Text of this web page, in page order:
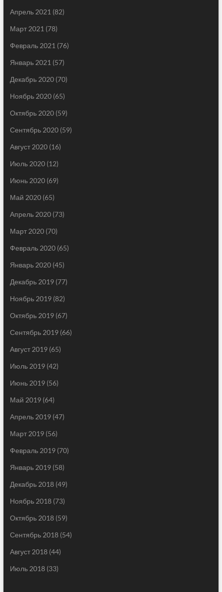
Апрель 2021 (82)
Март 2021 (78)
Февраль 2021 (76)
Январь 2021 (57)
Декабрь 2020(70)
Ноябрь 2020(65)
Октябрь 2020(59)
Сентябрь 2020(59)
Август 2020(16)
Июль 2020(12)
Июнь 2020(69)
Май 2020(65)
Апрель 2020(73)
Март 2020(70)
Февраль 2020(65)
Январь 2020(45)
Декабрь 2019(77)
Ноябрь 2019(82)
Октябрь 2019(67)
Сентябрь 2019(66)
Август 2019(65)
Июль 2019(42)
Июнь 2019(56)
Май 2019(64)
Апрель 2019(47)
Март 2019(56)
Февраль 2019(70)
Январь 2019(58)
Декабрь 2018(49)
Ноябрь 2018(73)
Октябрь 2018(59)
Сентябрь 2018(54)
Август 2018(44)
Июль 2018(33)